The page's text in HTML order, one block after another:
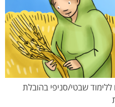
ללימוד שבטי/סניפי בהובלת